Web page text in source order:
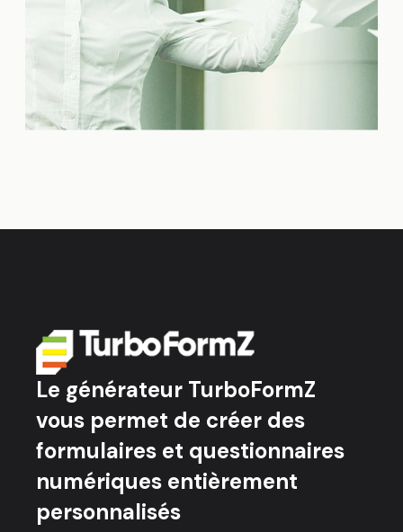
Le générateur TurboFormZ
vous permet de créer des
formulaires et questionnaires
numériques entièrement
personnalisés